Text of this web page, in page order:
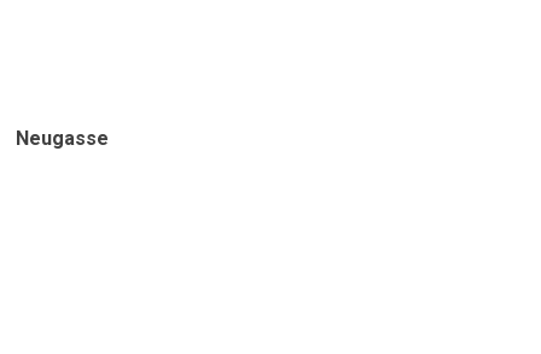
Neugasse